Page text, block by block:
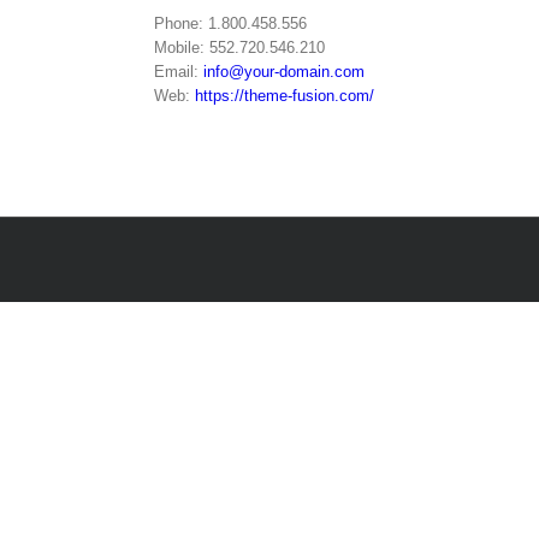
Phone: 1.800.458.556
Mobile: 552.720.546.210
Email:info@your-domain.com
Web: https://theme-fusion.com/